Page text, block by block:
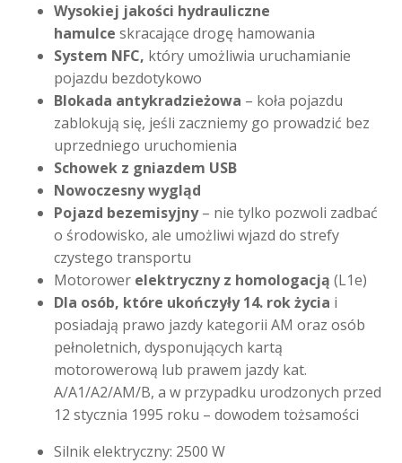
Wysokiej jakości hydrauliczne
hamulce skracające drogę hamowania
System NFC, który umożliwia uruchamianie
pojazdu bezdotykowo
Blokada antykradzieżowa – koła pojazdu
zablokują się, jeśli zaczniemy go prowadzić bez
uprzedniego uruchomienia
Schowek z gniazdem USB
Nowoczesny wygląd
Pojazd bezemisyjny– nie tylko pozwoli zadbać
o środowisko, ale umożliwi wjazd do strefy
czystego transportu
Motorower elektryczny z homologacją (L1e)
Dla osób, które ukończyły 14. rok życia i
posiadają prawo jazdy kategorii AM oraz osób
pełnoletnich, dysponujących kartą
motorowerową lub prawem jazdy kat.
A/A1/A2/AM/B, a w przypadku urodzonych przed
12 stycznia 1995 roku – dowodem tożsamości
Silnik elektryczny: 2500 W